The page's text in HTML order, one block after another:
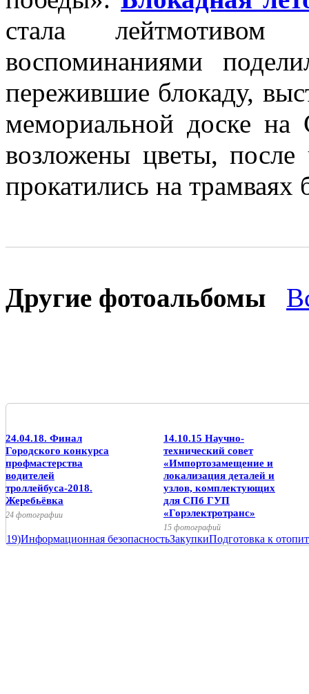
стала
воспоминаниями
пережившие блокаду,
мемориальной доске
возложены цветы,
прокатились на
Другие фотоальбомы
24.04.18. Финал
Городского конкурса
профмастерства
водителей
троллейбуса-2018.
Жеребьёвка
24 фотографии
14.10.15 Научно-
технический совет
«Импортозамещение и
локализация деталей и
узлов, комплектующих
для СПб ГУП
«Горэлектротранс»
15 фотографий
19)Информационная безопасностьЗакупкиПодготовка к